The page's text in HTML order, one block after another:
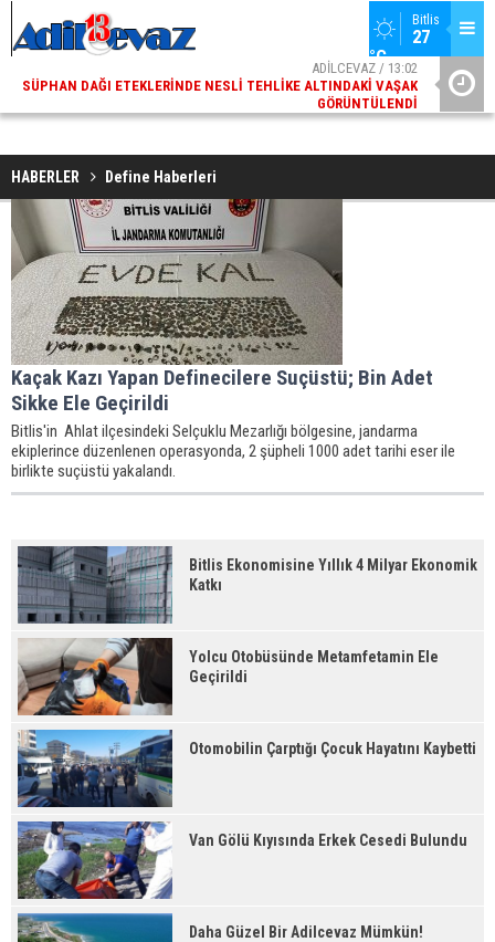
Bitlis
27
°C
ADİLCEVAZ / 13:02
SÜPHAN DAĞI ETEKLERINDE NESLI TEHLIKE ALTINDAKI VAŞAK
GÖRÜNTÜLENDI
HABERLER Define Haberleri
Kaçak Kazı Yapan Definecilere Suçüstü; Bin Adet
Sikke Ele Geçirildi
Bitlis'in Ahlat ilçesindeki Selçuklu Mezarlığı bölgesine, jandarma
ekiplerince düzenlenen operasyonda, 2 şüpheli 1000 adet tarihi eser ile
birlikte suçüstü yakalandı.
Bitlis Ekonomisine Yıllık 4 Milyar Ekonomik
Katkı
Yolcu Otobüsünde Metamfetamin Ele
Geçirildi
Otomobilin Çarptığı Çocuk Hayatını Kaybetti
Van Gölü Kıyısında Erkek Cesedi Bulundu
Daha Güzel Bir Adilcevaz Mümkün!